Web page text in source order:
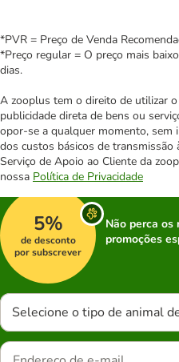
*PVR = Preço de Venda
*Preço regular = O preço mais
dias.
A zooplus tem o direito de utilizar
publicidade direta de bens ou
opor-se a qualquer momento, sem
dos custos básicos de
Serviço de Apoio ao Cliente da
nossa Política de Privacidade
5%
de desconto
por subscrever
Não perca os
promoções
Selecione o tipo de animal